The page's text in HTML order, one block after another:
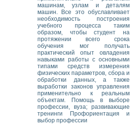
машинам, узлам и деталям
машин. Все это обуславливает
необходимость построения
учебного процесса таким
образом, чтобы студент на
протяжении всего срока
обучения мог получать
практический опыт овладения
навыками работы с основными
типами средств измерения
физических параметров, сбора и
обработки данных, а также
выработки законов управления
применительно к реальным
объектам. Помощь в выборе
профессии, вуза; развивающие
тренинги Профориентация и
выбор профессии